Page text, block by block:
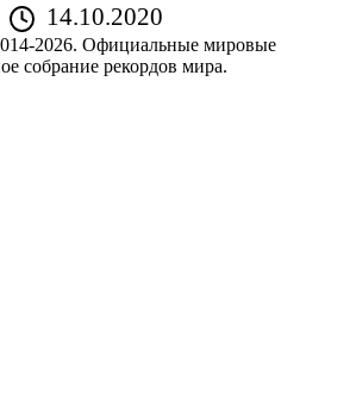
14.10.2020
2026. Официальные мировые
собрание рекордов мира.